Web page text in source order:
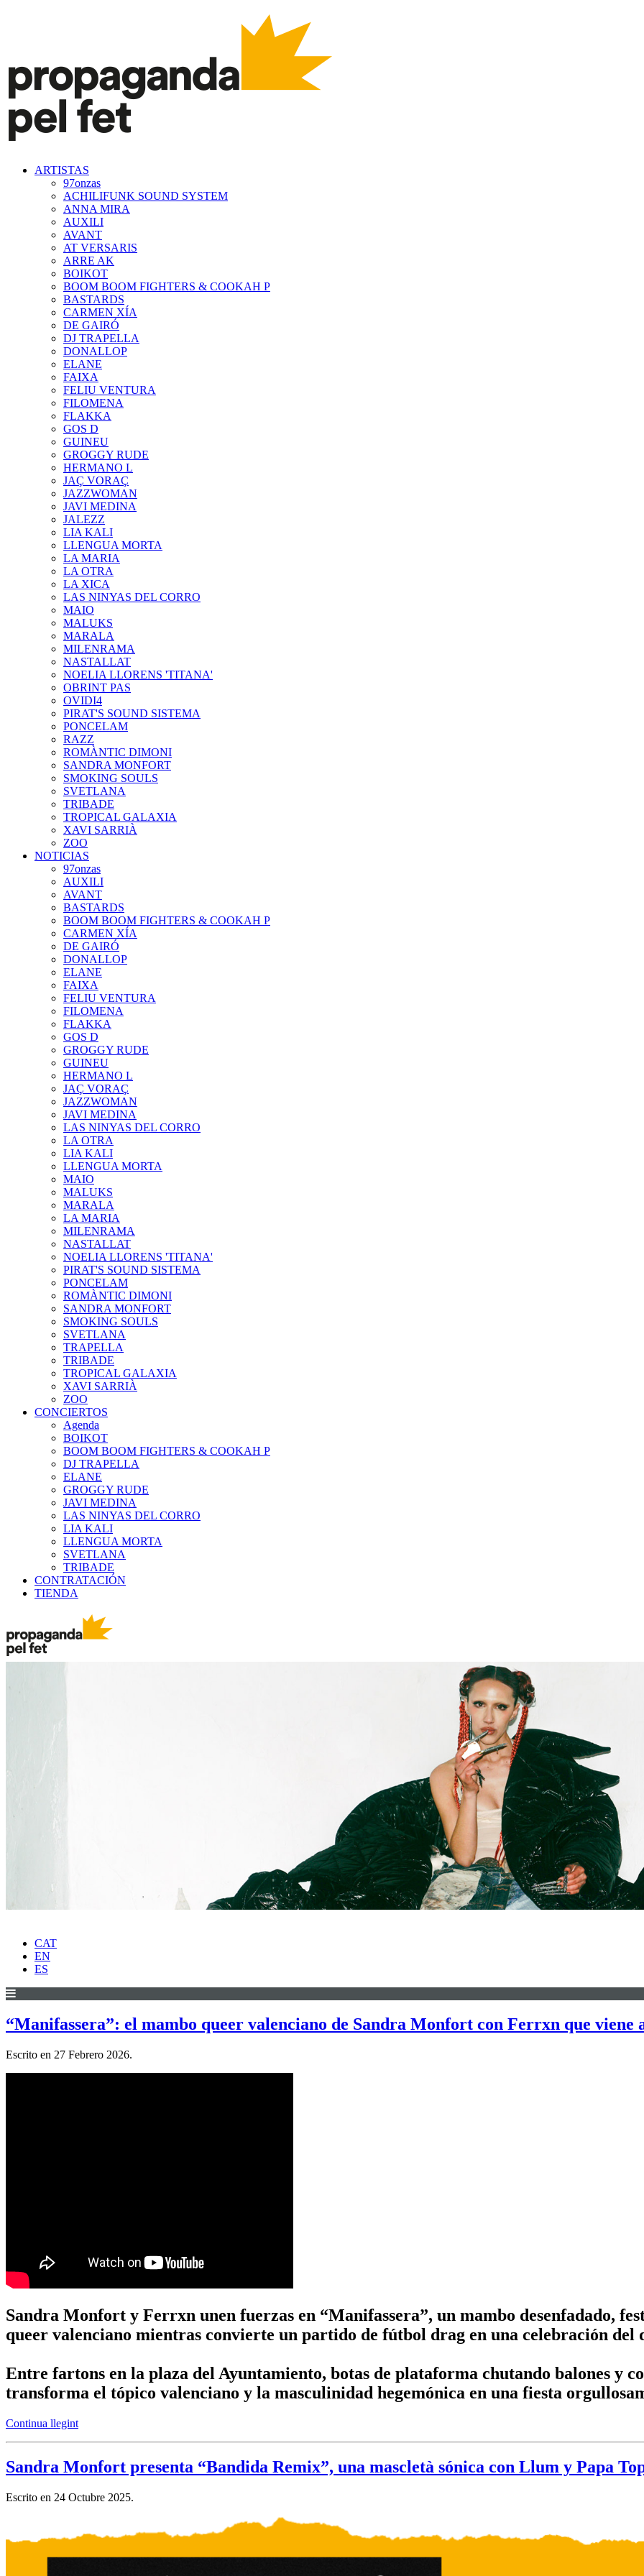
ARTISTAS
97onzas
ACHILIFUNK SOUND SYSTEM
ANNA MIRA
AUXILI
AVANT
AT VERSARIS
ARRE AK
BOIKOT
BOOM BOOM FIGHTERS & COOKAH P
BASTARDS
CARMEN XÍA
DE GAIRÓ
DJ TRAPELLA
DONALLOP
ELANE
FAIXA
FELIU VENTURA
FILOMENA
FLAKKA
GOS D
GUINEU
GROGGY RUDE
HERMANO L
JAÇ VORAÇ
JAZZWOMAN
JAVI MEDINA
JALEZZ
LIA KALI
LLENGUA MORTA
LA MARIA
LA OTRA
LA XICA
LAS NINYAS DEL CORRO
MAIO
MALUKS
MARALA
MILENRAMA
NASTALLAT
NOELIA LLORENS 'TITANA'
OBRINT PAS
OVIDI4
PIRAT'S SOUND SISTEMA
PONCELAM
RAZZ
ROMÀNTIC DIMONI
SANDRA MONFORT
SMOKING SOULS
SVETLANA
TRIBADE
TROPICAL GALAXIA
XAVI SARRIÀ
ZOO
NOTICIAS
97onzas
AUXILI
AVANT
BASTARDS
BOOM BOOM FIGHTERS & COOKAH P
CARMEN XÍA
DE GAIRÓ
DONALLOP
ELANE
FAIXA
FELIU VENTURA
FILOMENA
FLAKKA
GOS D
GROGGY RUDE
GUINEU
HERMANO L
JAÇ VORAÇ
JAZZWOMAN
JAVI MEDINA
LAS NINYAS DEL CORRO
LA OTRA
LIA KALI
LLENGUA MORTA
MAIO
MALUKS
MARALA
LA MARIA
MILENRAMA
NASTALLAT
NOELIA LLORENS 'TITANA'
PIRAT'S SOUND SISTEMA
PONCELAM
ROMÀNTIC DIMONI
SANDRA MONFORT
SMOKING SOULS
SVETLANA
TRAPELLA
TRIBADE
TROPICAL GALAXIA
XAVI SARRIÀ
ZOO
CONCIERTOS
Agenda
BOIKOT
BOOM BOOM FIGHTERS & COOKAH P
DJ TRAPELLA
ELANE
GROGGY RUDE
JAVI MEDINA
LAS NINYAS DEL CORRO
LIA KALI
LLENGUA MORTA
SVETLANA
TRIBADE
CONTRATACIÓN
TIENDA
CAT
EN
ES
“Manifassera”: el mambo queer valenciano de Sandra Monfort con Ferrxn que viene
Escrito en 27 Febrero 2026.
Sandra Monfort y Ferrxn unen fuerzas en “Manifassera”, un mambo desenfadado,
queer valenciano mientras convierte un partido de fútbol drag en una celebración del
Entre fartons en la plaza del Ayuntamiento, botas de plataforma chutando balones y
transforma el tópico valenciano y la masculinidad hegemónica en una fiesta
Continua llegint
Sandra Monfort presenta “Bandida Remix”, una mascletà sónica con Llum y Papa
Escrito en 24 Octubre 2025.